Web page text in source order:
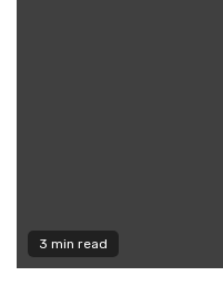
3 min read